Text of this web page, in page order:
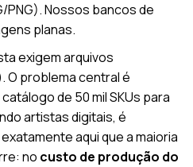
Nossos bancos de
planas.
exigem arquivos
O problema central é
de 50 mil SKUs para
artistas digitais, é
aqui que a maioria
no custo de produção do